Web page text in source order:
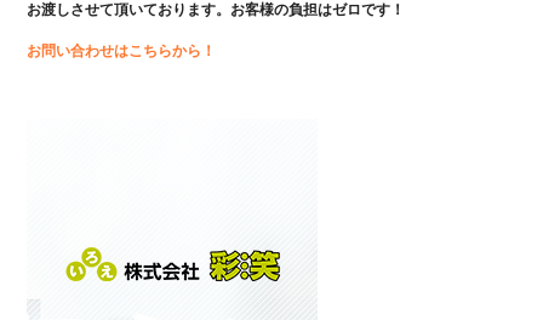
お渡しさせて頂いております。お客様の負担はゼロです！
お問い合わせはこちらから！